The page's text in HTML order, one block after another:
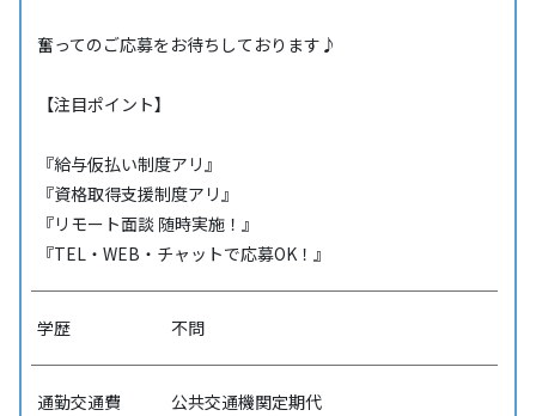
奮ってのご応募をお待ちしております♪
【注目ポイント】
『給与仮払い制度アリ』
『資格取得支援制度アリ』
『リモート面談 随時実施！』
『TEL・WEB・チャットで応募OK！』
学歴 不問
通勤交通費 公共交通機関定期代